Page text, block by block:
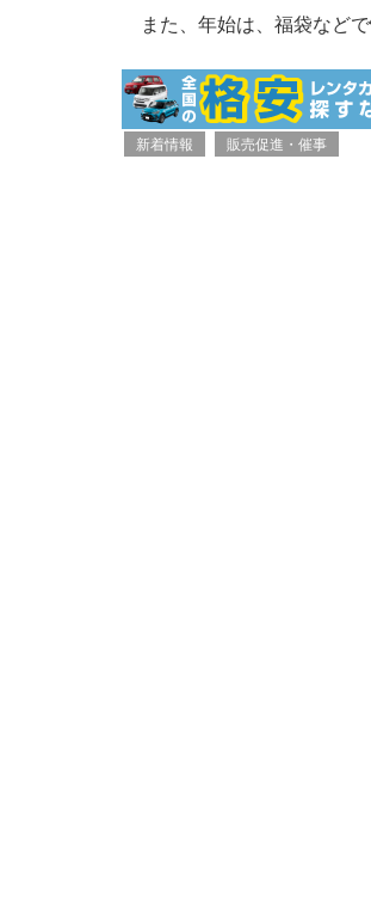
また、年始は、福袋などで
新着情報 販売促進・催事